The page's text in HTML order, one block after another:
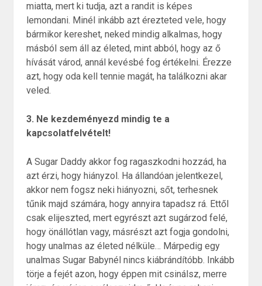
miatta, mert ki tudja, azt a randit is képes
lemondani. Minél inkább azt érezteted vele, hogy
bármikor kereshet, neked mindig alkalmas, hogy
másból sem áll az életed, mint abból, hogy az ő
hívását várod, annál kevésbé fog értékelni. Érezze
azt, hogy oda kell tennie magát, ha találkozni akar
veled.
3. Ne kezdeményezd mindig te a
kapcsolatfelvételt!
A Sugar Daddy akkor fog ragaszkodni hozzád, ha
azt érzi, hogy hiányzol. Ha állandóan jelentkezel,
akkor nem fogsz neki hiányozni, sőt, terhesnek
tűnik majd számára, hogy annyira tapadsz rá. Ettől
csak elijeszted, mert egyrészt azt sugárzod felé,
hogy önállótlan vagy, másrészt azt fogja gondolni,
hogy unalmas az életed nélküle… Márpedig egy
unalmas Sugar Babynél nincs kiábrándítóbb. Inkább
törje a fejét azon, hogy éppen mit csinálsz, merre